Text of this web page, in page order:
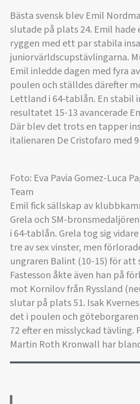
Bästa svensk blev Emil
slutade på plats 24. Emil hade
ryggen med ett par stabila
juniorvärldscupstävlingarna.
Emil inledde dagen med fyra
poulen och ställdes därefter
Lettland i 64-tablån. En stabil
resultatet 15-13 avancerade
Där blev det trots en tapper
italienaren De Cristofaro med
Foto: Eva Pavia Gomez-Luca
Team
Emil fick sällskap av
Grela och SM-
i 64-tablån. Grela tog sig
tre av sex vinster, men
ungraren Balint (10-15) för att
Fastesson åkte även han på
mot Kornilov från Ryssland
slutar på plats 51. Isak
det i poulen och
72 efter en misslyckad tävling.
Martin Roth Kronwall har